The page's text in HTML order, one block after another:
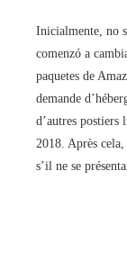
Inicialmente, no
comenzó a
paquetes de
demande
d’autres
2018. Après
s’il ne se